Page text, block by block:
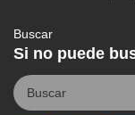
Buscar
Si no puede